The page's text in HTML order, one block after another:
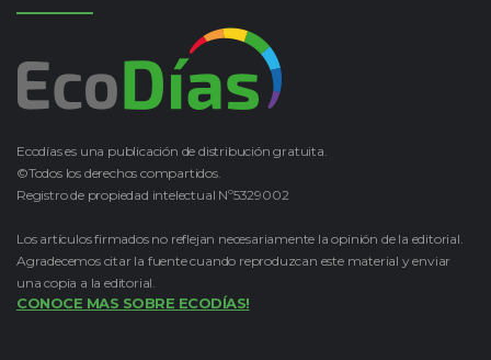
Ecodías es una publicación de distribución gratuita.
©Todos los derechos compartidos.
Registro de propiedad intelectual Nº5329002
Los artículos firmados no reflejan necesariamente la opinión de la editorial.
Agradecemos citar la fuente cuando reproduzcan este material y enviar
una copia a la editorial.
CONOCE MAS SOBRE ECODÍAS!